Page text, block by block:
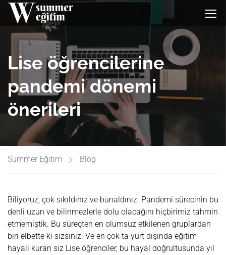
Lise öğrencilerine
pandemi dönemi
önerileri
Summer Eğitim Blog
Biliyoruz, çok sıkıldınız ve bunaldınız. Pandemi sürecinin bu
denli uzun ve bilinmezlerle dolu olacağını hiçbirimiz tahmin
etmemiştik. Bu süreçten en olumsuz etkilenen gruplardan
biri elbette ki sizsiniz. Ve en çok ta yurt dışında eğitim
hayali kuran siz Lise öğrenciler, bu hayal doğrultusunda yıl